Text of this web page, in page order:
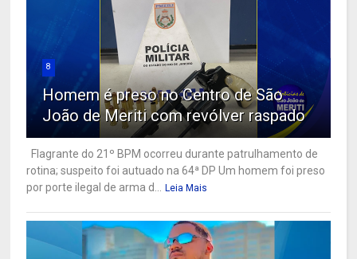
8
Homem é preso no Centro de São
João de Meriti com revólver raspado
Flagrante do 21º BPM ocorreu durante patrulhamento de
rotina; suspeito foi autuado na 64ª DP Um homem foi preso
por porte ilegal de arma d...
Leia Mais